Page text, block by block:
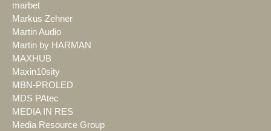
marbet
Markus Zehner
Martin Audio
Martin by HARMAN
MAXHUB
Maxin10sity
MBN-PROLED
MDS PAtec
MEDIA IN RES
Media Resource Group